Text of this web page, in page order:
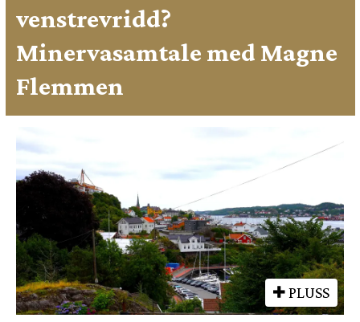
venstrevridd?
Minervasamtale med Magne
Flemmen
PLUSS